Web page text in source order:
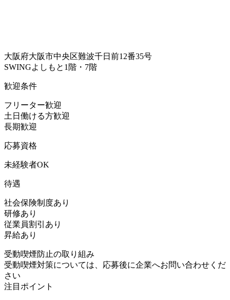
大阪府大阪市中央区難波千日前12番35号
SWINGよしもと1階・7階
歓迎条件
フリーター歓迎
土日働ける方歓迎
長期歓迎
応募資格
未経験者OK
待遇
社会保険制度あり
研修あり
従業員割引あり
昇給あり
受動喫煙防止の取り組み
受動喫煙対策については、応募後に企業へお問い合わせくだ
さい
注目ポイント